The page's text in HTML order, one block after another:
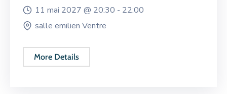
11 mai 2027 @ 20:30 - 22:00
salle emilien Ventre
More Details